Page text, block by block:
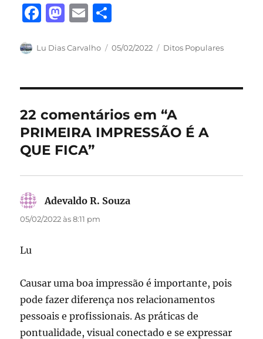
F
c
b
o
o
k
M
st
d
o
n
E
ai a
Autor
Lu Dias Carvalho
Publicado
05/02/2022 Categorias
Ditos Populares
22 comentários em “A
PRIMEIRA IMPRESSÃO É A
QUE FICA”
Adevaldo R. Souza
05/02/2022 às 8:11 pm
Lu
Causar uma boa impressão é importante, pois
pode fazer diferença nos relacionamentos
pessoais e profissionais. As práticas de
pontualidade, visual conectado e se expressar